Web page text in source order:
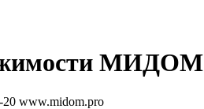
МИДОМ
20 www.midom.pro